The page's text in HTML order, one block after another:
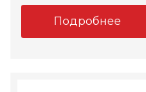
Подробнее